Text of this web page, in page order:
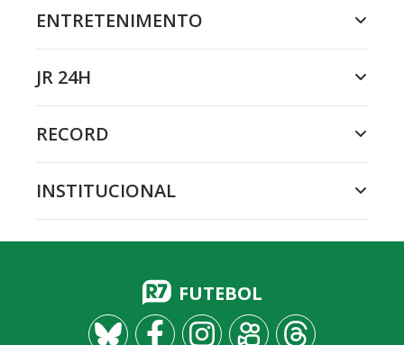
ENTRETENIMENTO
JR 24H
RECORD
INSTITUCIONAL
FUTEBOL